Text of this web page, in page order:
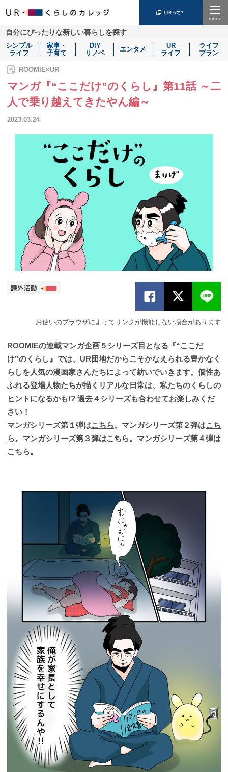
自分にぴったりな新しい暮らしを探す
シンプル
ライフ
家事・
子育て
DIY
リノベ
エンタメ
UR
ライフ
ライフ
プラン
ROOMIE×UR
マンガ『“ここだけ”のくらし』第11話 ～二
人で乗り越えてきたやん編～
2023.03.24
お使いのブラウザによってリンクが機能しない場合があります
ROOMIEの連載マンガ企画５シリーズ目となる『“ここだ
け”のくらし』では、UR団地だからこそかなえられる豊かなく
らしを人気の漫画家さんたちによって紡いでいきます。個性あ
ふれる登場人物たちが描くリアルな日常は、私たちのくらしの
ヒントになるかも!? 過去４シリーズも合わせてお楽しみくだ
さい！
マンガシリーズ第１弾はこちら。マンガシリーズ第２弾はこち
ら。マンガシリーズ第３弾はこちら。マンガシリーズ第４弾は
こちら。